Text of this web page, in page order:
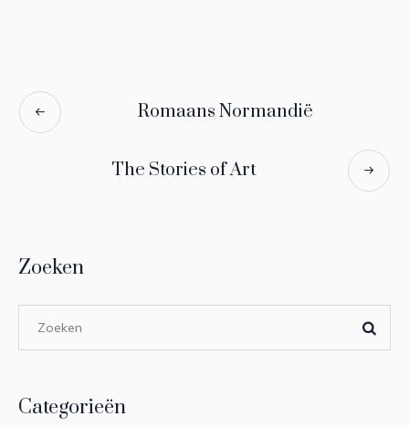
Romaans Normandië
The Stories of Art
Zoeken
Categorieën